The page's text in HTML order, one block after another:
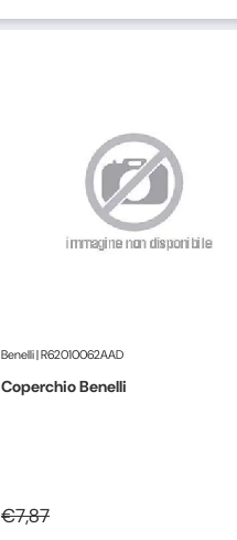
Benelli|R62010062AAD
Coperchio Benelli
€7,87